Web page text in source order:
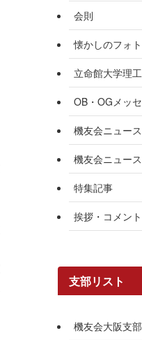
会則
懐かしのフォト
立命館大学理
OB・OGメッ
機友会ニュー
機友会ニュー
特集記事
挨拶・コメント
支部リスト
機友会大阪支部